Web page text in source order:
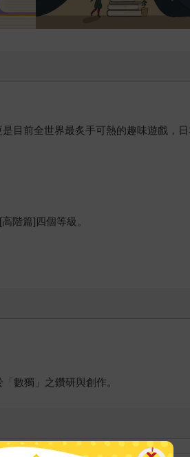
目前全世界最炙手可熱的趣味遊戲，
階篇]四個等級。
數獨」之鑽研與創作。